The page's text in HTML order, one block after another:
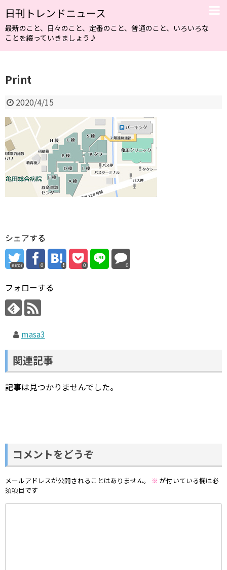
日刊トレンドニュース
最新のこと、日々のこと、定番のこと、普通のこと、いろいろな
ことを綴っていきましょう♪
Print
2020/4/15
シェアする
error 0 0 0
フォローする
masa3
関連記事
記事は見つかりませんでした。
コメントをどうぞ
メールアドレスが公開されることはありません。 ※ が付いている欄は必
須項目です